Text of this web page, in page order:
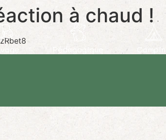
Pédagogique Camping
à chaud !